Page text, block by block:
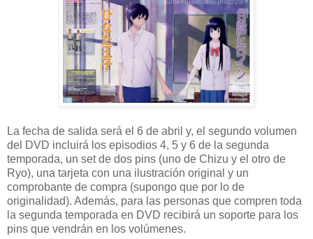
La fecha de salida será el 6 de abril y, el segundo volumen
del DVD incluirá los episodios 4, 5 y 6 de la segunda
temporada, un set de dos pins (uno de Chizu y el otro de
Ryo), una tarjeta con una ilustración original y un
comprobante de compra (supongo que por lo de
originalidad). Además, para las personas que compren toda
la segunda temporada en DVD recibirá un soporte para los
pins que vendrán en los volúmenes.